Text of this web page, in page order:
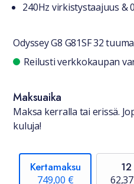
240Hz virkistystaajuus &
Odyssey G8 G81SF 32
Saatavuustiedot
Reilusti verkkokaupan
Maksuaika
Maksa kerralla tai erissä.
kuluja!
Kertamaksu
749,00 €